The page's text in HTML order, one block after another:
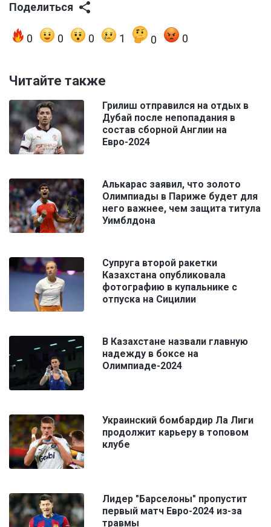
Поделиться
0 0 0 1 0 0
Читайте также
Грилиш отправился на отдых в
Дубай после непопадания в
состав сборной Англии на
Евро-2024
Алькарас заявил, что золото
Олимпиады в Париже будет для
него важнее, чем защита титула
Уимблдона
Супруга второй ракетки
Казахстана опубликовала
фотографию в купальнике с
отпуска на Сицилии
В Казахстане назвали главную
надежду в боксе на
Олимпиаде-2024
Украинский бомбардир Ла Лиги
продолжит карьеру в топовом
клубе
Лидер "Барселоны" пропустит
первый матч Евро-2024 из-за
травмы